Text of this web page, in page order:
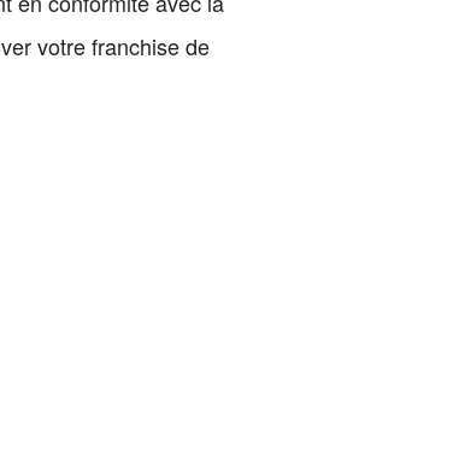
votre franchise de